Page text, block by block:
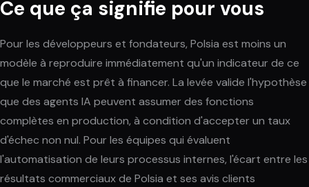
Ce que ça signifie pour vous
Pour les développeurs et fondateurs, Polsia est moins un
modèle à reproduire immédiatement qu'un indicateur de ce
que le marché est prêt à financer. La levée valide l'hypothèse
que des agents IA peuvent assumer des fonctions
complètes en production, à condition d'accepter un taux
d'échec non nul. Pour les équipes qui évaluent
l'automatisation de leurs processus internes, l'écart entre les
résultats commerciaux de Polsia et ses avis clients